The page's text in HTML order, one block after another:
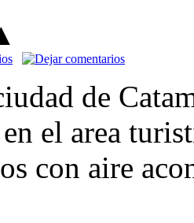
de
el area
con aire